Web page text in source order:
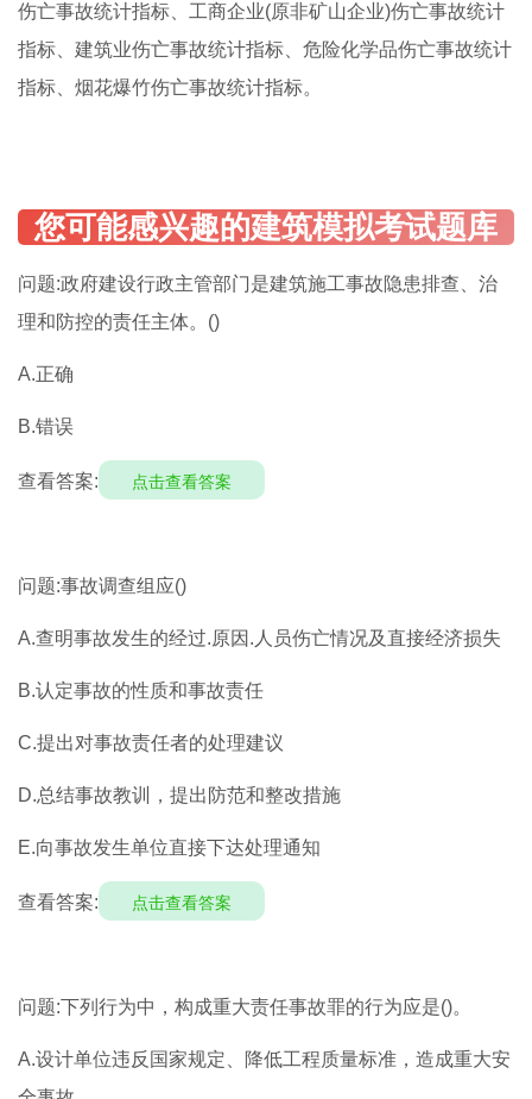
伤亡事故统计指标、工商企业(原非矿山企业)伤亡事故统计
指标、建筑业伤亡事故统计指标、危险化学品伤亡事故统计
指标、烟花爆竹伤亡事故统计指标。
问题:政府建设行政主管部门是建筑施工事故隐患排查、治
理和防控的责任主体。()
A.正确
B.错误
查看答案: 点击查看答案
问题:事故调查组应()
A.查明事故发生的经过.原因.人员伤亡情况及直接经济损失
B.认定事故的性质和事故责任
C.提出对事故责任者的处理建议
D.总结事故教训，提出防范和整改措施
E.向事故发生单位直接下达处理通知
查看答案: 点击查看答案
问题:下列行为中，构成重大责任事故罪的行为应是()。
A.设计单位违反国家规定、降低工程质量标准，造成重大安